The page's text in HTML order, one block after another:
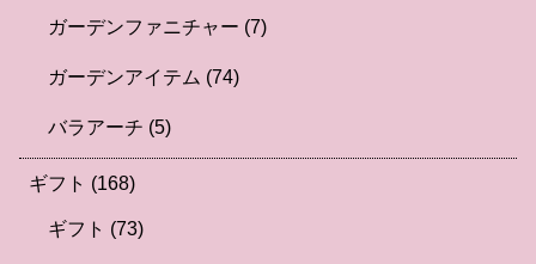
ガーデンファニチャー (7)
ガーデンアイテム (74)
バラアーチ (5)
ギフト (168)
ギフト (73)